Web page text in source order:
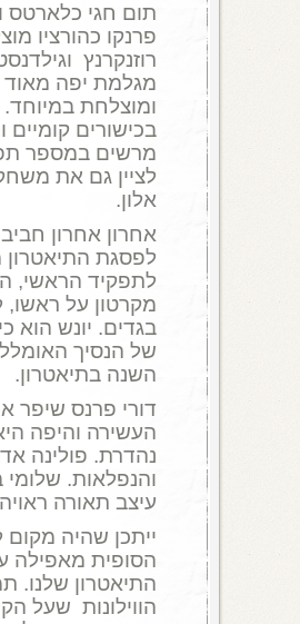
תום חגי כלארטס
פרנקו כהורציו
רוזנקרנץ
מגלמת יפה מאוד
ומוצלחת במיוחד.
בכישורים קומיים
מרשים במספר
לציין גם את
אלון.
אחרון אחרון
לפסגת
לתפקיד הראשי,
מקרטון על
בגדים. יונש הוא
של הנסיך
השנה בתיאטרון.
דורי פרנס שיפר
העשירה והיפה
נהדרת. פולינה
והנפלאות. שלומי
עיצב תאורה
ייתכן שהיה
הסופית מאפילה
התיאטרון שלנו.
הווילונות שעל